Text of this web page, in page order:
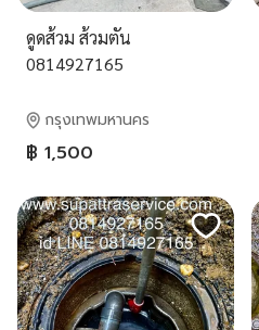
ดูดส้วม ส้วมตัน
0814927165
บางกอกใหญ่ สัมพันธธวงศ์
คลองสาน พระนคร
กรุงเทพมหานคร
฿ 1,500